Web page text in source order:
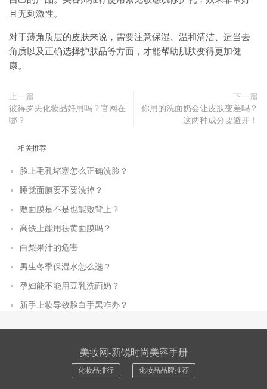
且无刺激性。
对于薄角质层的皮肤来说，需要注意保湿、温和清洁、适当去
角质以及正确选择护肤品等方面，才能帮助肌肤变得更加健
康。
上一篇
彼得罗夫化妆品好用吗？官网在
哪？
下一篇
你用的洗面奶会让皮肤变差吗？
这两种成分要避开！
相关推荐
脸上毛孔堵塞怎么正确洗脸？
睡觉面膜要不要洗掉？
敷面膜是不是也能敷背上？
高铁上能用祛黄面膜吗？
白梨果汁的危害
男生冬季保湿水怎么选？
孕妇能不能用豆乳洗面奶？
新手上妆导致脸白手黑咋办？
美妆网-新锐时尚美容手册
化妆品排行 化妆品品牌推荐